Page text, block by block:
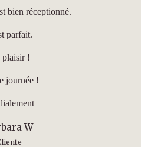
bien réceptionné.
parfait.
plaisir !
journée !
W